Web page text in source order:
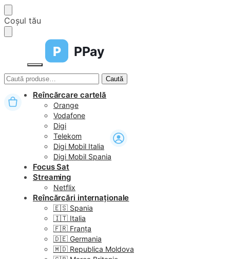
Skip
to
Skip
to
Coșul tău
P PPay
Caută
Caută
Reîncărcare cartelă
Orange
Vodafone
Digi
Telekom
Digi Mobil Italia
Digi Mobil Spania
Focus Sat
Streaming
Netflix
Reîncărcări internaționale
🇪🇸 Spania
🇮🇹 Italia
🇫🇷 Franța
🇩🇪 Germania
🇲🇩 Republica Moldova